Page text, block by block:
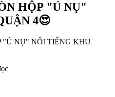
HỘP "Ú NỤ"
4😍